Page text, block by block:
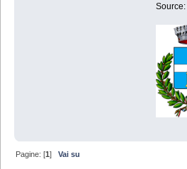
Source:
Pagine: [1]Vai su